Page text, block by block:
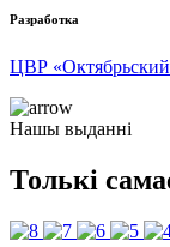
Разработка
ЦВР
Нашы выданні
Толькі